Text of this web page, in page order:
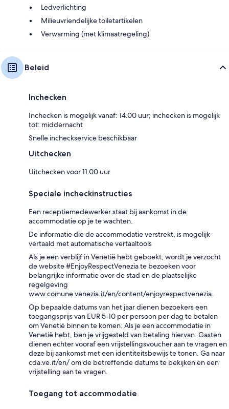
Ledverlichting
Milieuvriendelijke toiletartikelen
Verwarming (met klimaatregeling)
Beleid
Inchecken
Inchecken is mogelijk vanaf: 14.00 uur; inchecken is mogelijk
tot: middernacht
Snelle incheckservice beschikbaar
Uitchecken
Uitchecken voor 11.00 uur
Speciale incheckinstructies
Een receptiemedewerker staat bij aankomst in de
accommodatie op je te wachten.
De informatie die de accommodatie verstrekt, is mogelijk
vertaald met automatische vertaaltools
Als je een verblijf in Venetië hebt geboekt, wordt je verzocht
de website #EnjoyRespectVenezia te bezoeken voor
belangrijke informatie over de stad en de plaatselijke
regelgeving
www.comune.venezia.it/en/content/enjoyrespectvenezia.
Op bepaalde datums van het jaar dienen bezoekers een
toegangsprijs van EUR 5-10 per persoon per dag te betalen
om Venetië binnen te komen. Als je een accommodatie in
Venetië hebt, ben je vrijgesteld van betaling hiervan. Gasten
dienen echter vooraf een vrijstellingsvoucher aan te vragen en
deze bij aankomst met een identiteitsbewijs te tonen. Ga naar
cda.ve.it/en/ om de betreffende datums te bekijken en een
vrijstelling aan te vragen.
Toegang tot accommodatie